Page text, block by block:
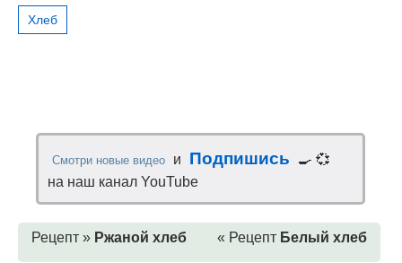
Хлеб
Смотри новые видео и Подпишись
🍳 💞
на наш канал YouTube
Рецепт » Ржаной хлеб « Рецепт Белый хлеб